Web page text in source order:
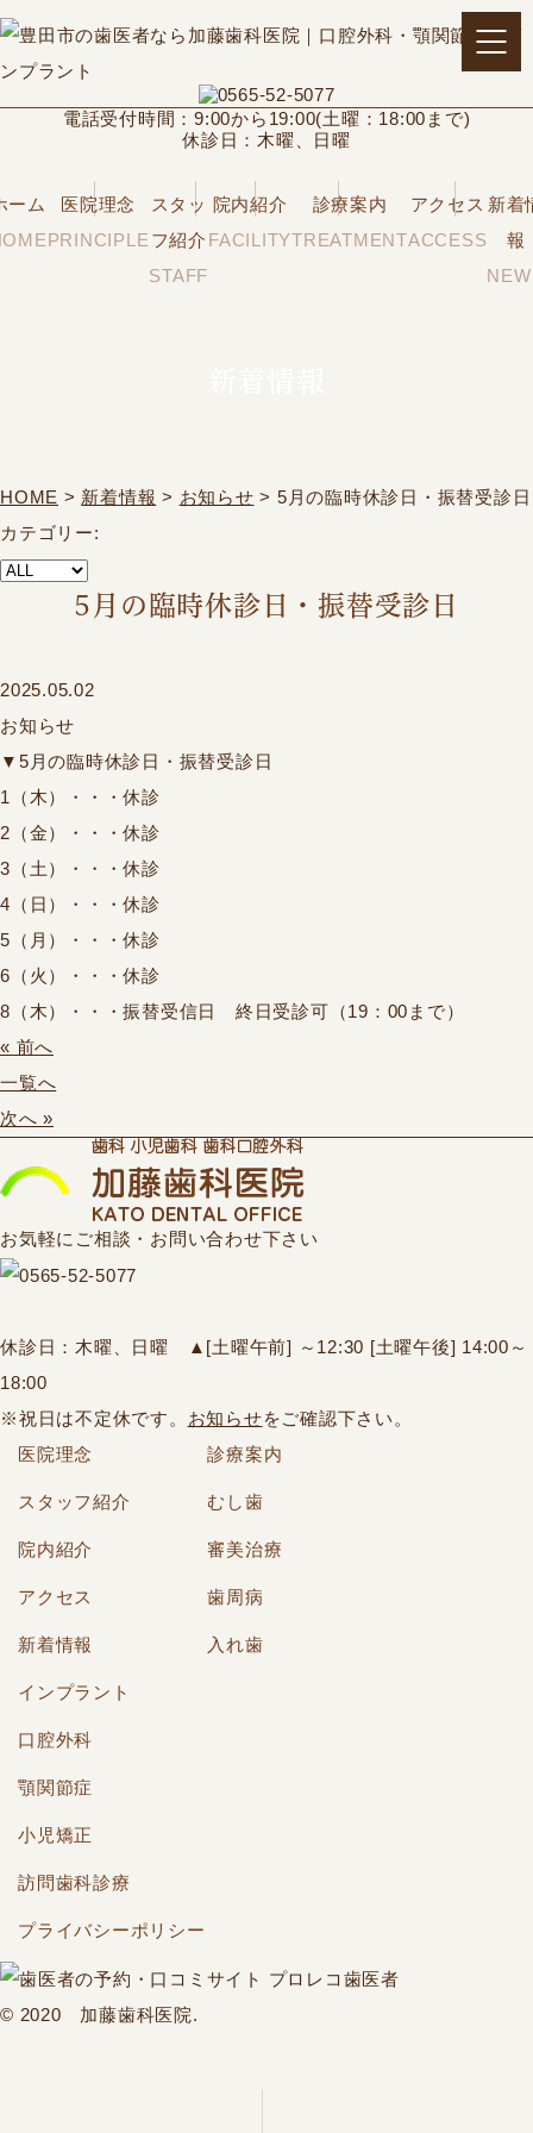
電話受付時間：9:00から19:00(土曜：18:00まで)
休診日：木曜、日曜
ーム
医院理念
PRINCIPLE
スタッ
フ紹介
STAFF
院内紹介
FACILITY
診療案内
TREATMENT
アクセス
ACCESS
新着
報
HOME > 新着情報 > お知らせ > 5月の臨時休診日・振替受診日
カテゴリー:
5月の臨時休診日・振替受診日
2025.05.02
お知らせ
▼5月の臨時休診日・振替受診日
1（木）・・・休診
2（金）・・・休診
3（土）・・・休診
4（日）・・・休診
5（月）・・・休診
6（火）・・・休診
8（木）・・・振替受信日 終日受診可（19：00まで）
« 前へ
一覧へ
次へ »
お気軽にご相談・お問い合わせ下さい
休診日：木曜、日曜 ▲ [土曜午前] ～12:30 [土曜午後] 14:00～
18:00
※祝日は不定休です。 お知らせをご確認下さい。
医院理念
スタッフ紹介
院内紹介
アクセス
新着情報
診療案内
むし歯
審美治療
歯周病
入れ歯
インプラント
口腔外科
顎関節症
小児矯正
訪問歯科診療
プライバシーポリシー
© 2020 加藤歯科医院.